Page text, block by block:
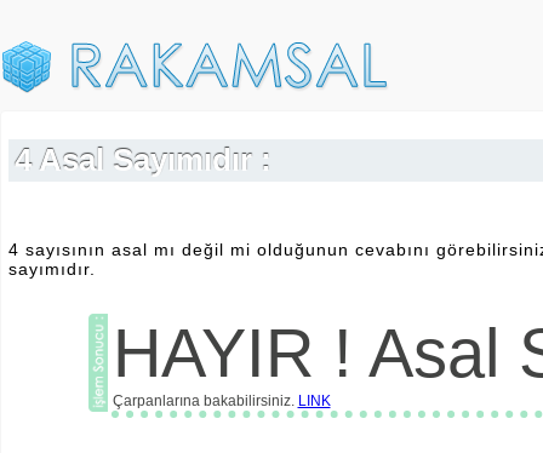
4 Asal Sayımıdır :
4 sayısının asal mı değil mi olduğunun cevabını
sayımıdır.
HAYIR ! Asal
Çarpanlarına bakabilirsiniz. LINK